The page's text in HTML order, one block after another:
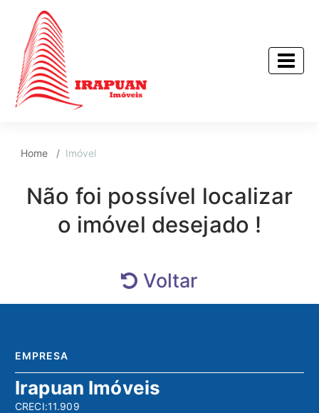
Home Imóvel
Não foi possível localizar
o imóvel desejado !
Voltar
EMPRESA
Irapuan Imóveis
CRECI:11.909